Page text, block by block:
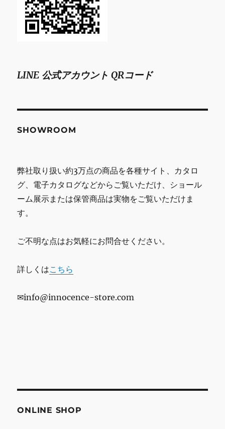
LINE 公式アカウント QRコード
SHOWROOM
弊社取り扱い約3万点の商品を各種サイト、カタロ
グ、電子カタログなどからご覧いただけ、ショール
ーム展示または保管商品は実物をご覧いただけま
す。
ご不明な点はお気軽にお問合せください。
詳しくはこちら
✉info@innocence-store.com
ONLINE SHOP